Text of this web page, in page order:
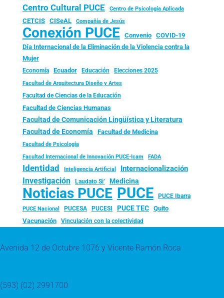
Centro Cultural PUCE Centro de Psicología Aplicada
CETCIS CISeAL Compañía de Jesús
Conexión PUCE Convenio
COVID-19
Día Internacional de la Eliminación de la Violencia contra la
Mujer
Economía Ecuador Educación Elecciones 2025
Facultad de Arquitectura Diseño y Artes
Facultad de Ciencias de la Educación
Facultad de Ciencias Humanas
Facultad de Comunicación Lingüística y Literatura
Facultad de Economía Facultad de Medicina
Facultad de Psicología
Facultad Internacional de Innovación PUCE-Icam FADA
Identidad Inteligencia Artificial Internacionalización
Investigación Laudato Si’ Medicina
Noticias PUCE PUCE PUCE Ibarra
PUCE Nacional PUCESA PUCESI PUCE TEC
Quito
Vacunación
Vinculación con la colectividad
Avenida 12 de Octubre 1076 y Vicente Ramón Roca
(593) (02) 2991700